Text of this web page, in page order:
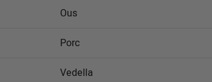
Ous
Porc
Vedella